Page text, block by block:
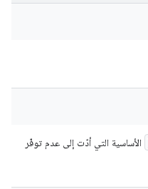
الأساسية التي أدّت إلى عدم توفّر